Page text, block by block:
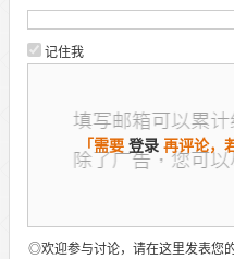
记住我
◎欢迎参与讨论，请在这里发表您
「需要 登录 再评论，